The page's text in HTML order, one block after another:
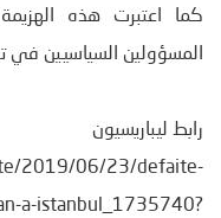
كما اعتبرت هذه
المسؤولين السياسيين في
رابط ليباريسيون
2019/06/23/defaite-
a-istanbul_1735740?